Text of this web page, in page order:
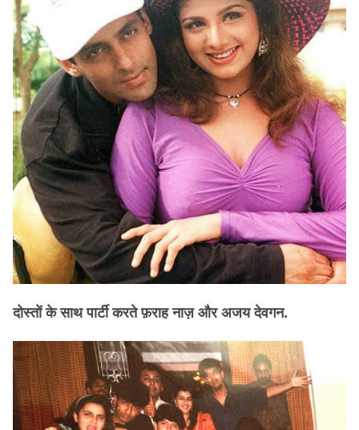
दोस्तों के साथ पार्टी करते फ़राह नाज़ और अजय देवगन.